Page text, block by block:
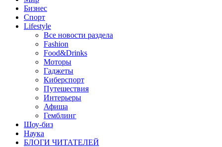
Бизнес
Спорт
Lifestyle
Все новости раздела
Fashion
Food&Drinks
Моторы
Гаджеты
Киберспорт
Путешествия
Интерьеры
Афиша
Гемблинг
Шоу-биз
Наука
БЛОГИ ЧИТАТЕЛЕЙ